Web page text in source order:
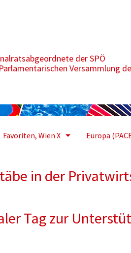
der SPÖ
Versammlung
Favoriten, Wien X Europa
in der
Tag zur